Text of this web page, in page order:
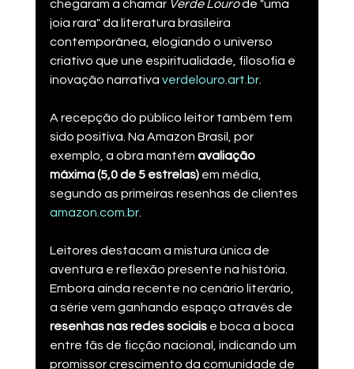
chegaram a chamar Verde Louro de "uma
joia rara" da literatura brasileira
contemporânea, elogiando o universo
criativo que une espiritualidade, filosofia e
inovação narrativa​ verdelouro.art.br.
A recepção do público leitor também tem
sido positiva. Na Amazon Brasil, por
exemplo, a obra mantém avaliação
máxima (5,0 de 5 estrelas) em média,
segundo as primeiras resenhas de clientes​
amazon.com.br.
Leitores destacam a mistura única de
aventura e reflexão presente na história.
Embora ainda recente no cenário literário,
a série vem ganhando espaço através de
resenhas nas redes sociais e boca a boca
entre fãs de ficção nacional, indicando um
promissor crescimento da comunidade de